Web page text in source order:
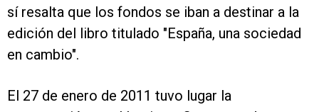
sí resalta que los fondos se iban a destinar a la
edición del libro titulado "España, una sociedad
en cambio".
El 27 de enero de 2011 tuvo lugar la